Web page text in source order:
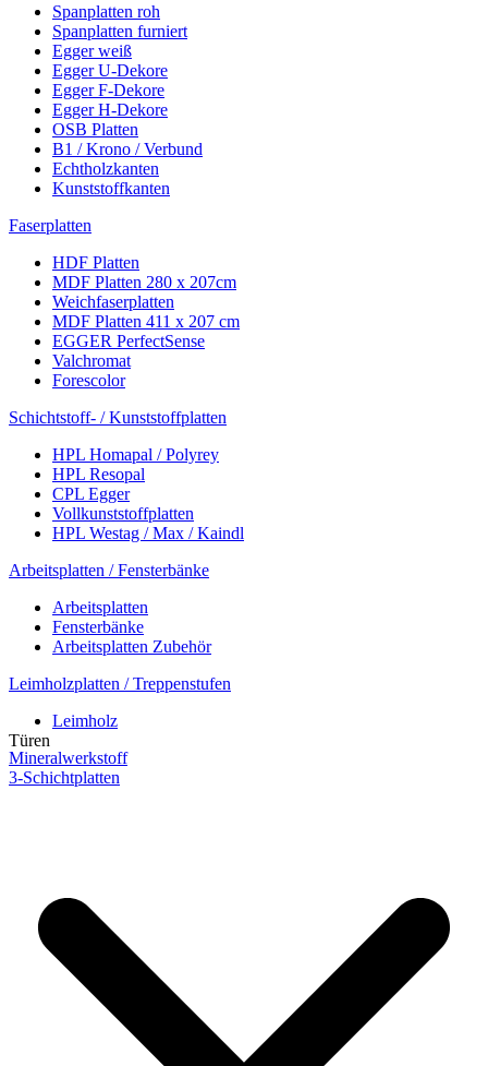
Spanplatten roh
Spanplatten furniert
Egger weiß
Egger U-Dekore
Egger F-Dekore
Egger H-Dekore
OSB Platten
B1 / Krono / Verbund
Echtholzkanten
Kunststoffkanten
Faserplatten
HDF Platten
MDF Platten 280 x 207cm
Weichfaserplatten
MDF Platten 411 x 207 cm
EGGER PerfectSense
Valchromat
Forescolor
Schichtstoff- / Kunststoffplatten
HPL Homapal / Polyrey
HPL Resopal
CPL Egger
Vollkunststoffplatten
HPL Westag / Max / Kaindl
Arbeitsplatten / Fensterbänke
Arbeitsplatten
Fensterbänke
Arbeitsplatten Zubehör
Leimholzplatten / Treppenstufen
Leimholz
Mineralwerkstoff
3-Schichtplatten
Türen